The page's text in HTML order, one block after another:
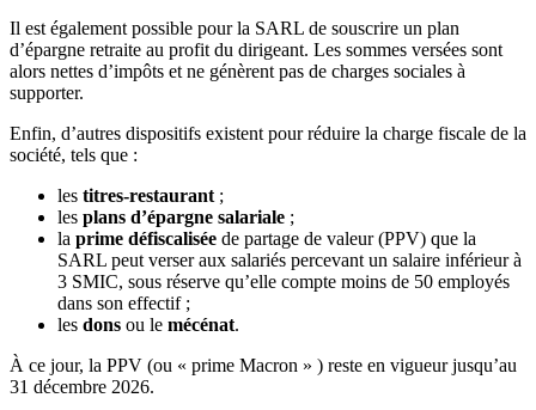
Il est également possible pour la SARL de souscrire un plan
d’épargne retraite au profit du dirigeant. Les sommes versées sont
alors nettes d’impôts et ne génèrent pas de charges sociales à
supporter.
Enfin, d’autres dispositifs existent pour réduire la charge fiscale de la
société, tels que :
les titres-restaurant;
les plans d’épargne salariale ;
la prime défiscalisée de partage de valeur (PPV) que la
SARL peut verser aux salariés percevant un salaire inférieur à
3 SMIC, sous réserve qu’elle compte moins de 50 employés
dans son effectif ;
les dons ou le mécénat.
À ce jour, la PPV (ou « prime Macron » ) reste en vigueur jusqu’au
31 décembre 2026.